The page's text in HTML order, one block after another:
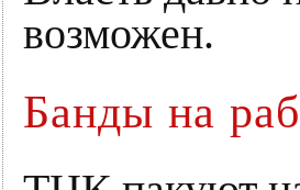
возможен.
Банды на